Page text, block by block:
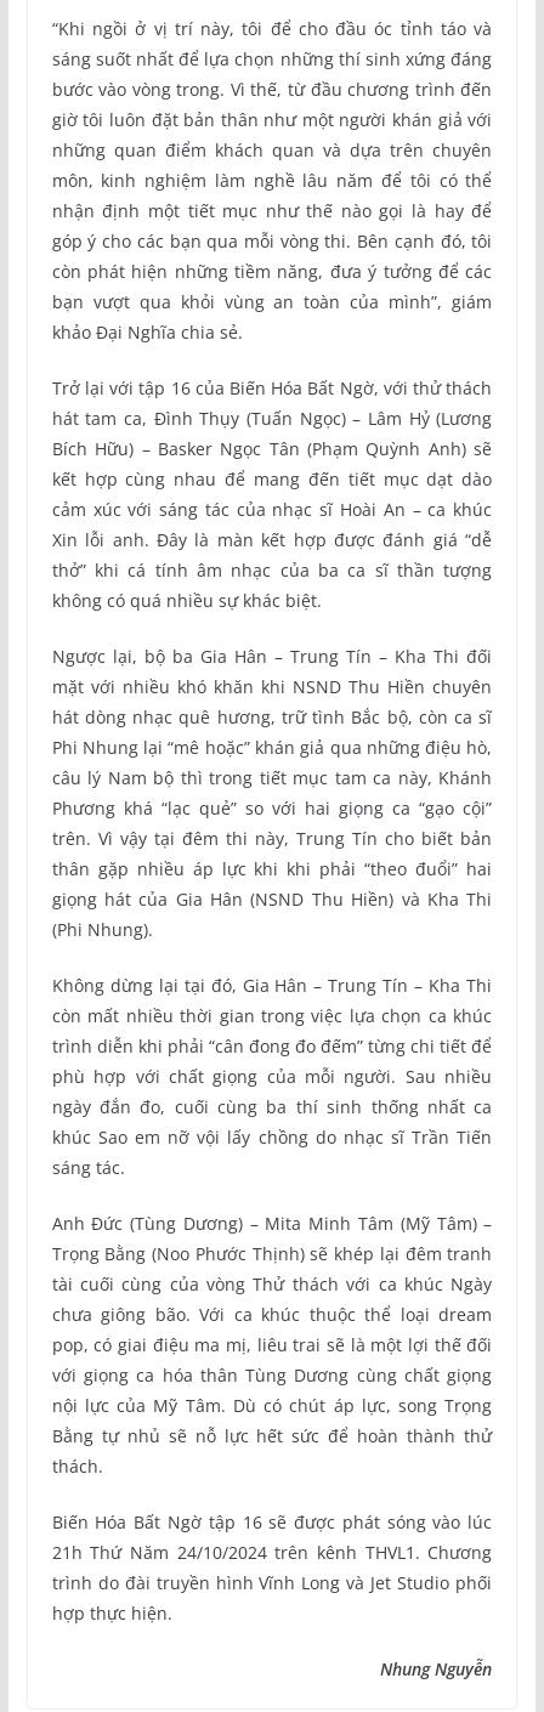
“Khi ngồi ở vị trí này, tôi để cho đầu óc tỉnh táo và
sáng suốt nhất để lựa chọn những thí sinh xứng đáng
bước vào vòng trong. Vì thế, từ đầu chương trình đến
giờ tôi luôn đặt bản thân như một người khán giả với
những quan điểm khách quan và dựa trên chuyên
môn, kinh nghiệm làm nghề lâu năm để tôi có thể
nhận định một tiết mục như thế nào gọi là hay để
góp ý cho các bạn qua mỗi vòng thi. Bên cạnh đó, tôi
còn phát hiện những tiềm năng, đưa ý tưởng để các
bạn vượt qua khỏi vùng an toàn của mình”, giám
khảo Đại Nghĩa chia sẻ.
Trở lại với tập 16 của Biến Hóa Bất Ngờ, với thử thách
hát tam ca, Đình Thụy (Tuấn Ngọc) – Lâm Hỷ (Lương
Bích Hữu) – Basker Ngọc Tân (Phạm Quỳnh Anh) sẽ
kết hợp cùng nhau để mang đến tiết mục dạt dào
cảm xúc với sáng tác của nhạc sĩ Hoài An – ca khúc
Xin lỗi anh. Đây là màn kết hợp được đánh giá “dễ
thở” khi cá tính âm nhạc của ba ca sĩ thần tượng
không có quá nhiều sự khác biệt.
Ngược lại, bộ ba Gia Hân – Trung Tín – Kha Thi đối
mặt với nhiều khó khăn khi NSND Thu Hiền chuyên
hát dòng nhạc quê hương, trữ tình Bắc bộ, còn ca sĩ
Phi Nhung lại “mê hoặc” khán giả qua những điệu hò,
câu lý Nam bộ thì trong tiết mục tam ca này, Khánh
Phương khá “lạc quẻ” so với hai giọng ca “gạo cội”
trên. Vì vậy tại đêm thi này, Trung Tín cho biết bản
thân gặp nhiều áp lực khi khi phải “theo đuổi” hai
giọng hát của Gia Hân (NSND Thu Hiền) và Kha Thi
(Phi Nhung).
Không dừng lại tại đó, Gia Hân – Trung Tín – Kha Thi
còn mất nhiều thời gian trong việc lựa chọn ca khúc
trình diễn khi phải “cân đong đo đếm” từng chi tiết để
phù hợp với chất giọng của mỗi người. Sau nhiều
ngày đắn đo, cuối cùng ba thí sinh thống nhất ca
khúc Sao em nỡ vội lấy chồng do nhạc sĩ Trần Tiến
sáng tác.
Anh Đức (Tùng Dương) – Mita Minh Tâm (Mỹ Tâm) –
Trọng Bằng (Noo Phước Thịnh) sẽ khép lại đêm tranh
tài cuối cùng của vòng Thử thách với ca khúc Ngày
chưa giông bão. Với ca khúc thuộc thể loại dream
pop, có giai điệu ma mị, liêu trai sẽ là một lợi thế đối
với giọng ca hóa thân Tùng Dương cùng chất giọng
nội lực của Mỹ Tâm. Dù có chút áp lực, song Trọng
Bằng tự nhủ sẽ nỗ lực hết sức để hoàn thành thử
thách.
Biến Hóa Bất Ngờ tập 16 sẽ được phát sóng vào lúc
21h Thứ Năm 24/10/2024 trên kênh THVL1. Chương
trình do đài truyền hình Vĩnh Long và Jet Studio phối
hợp thực hiện.
Nhung Nguyễn